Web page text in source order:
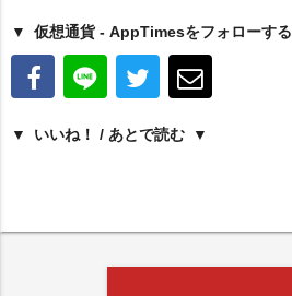
仮想通貨 - AppTimesをフォローする
いいね！ / あとで読む